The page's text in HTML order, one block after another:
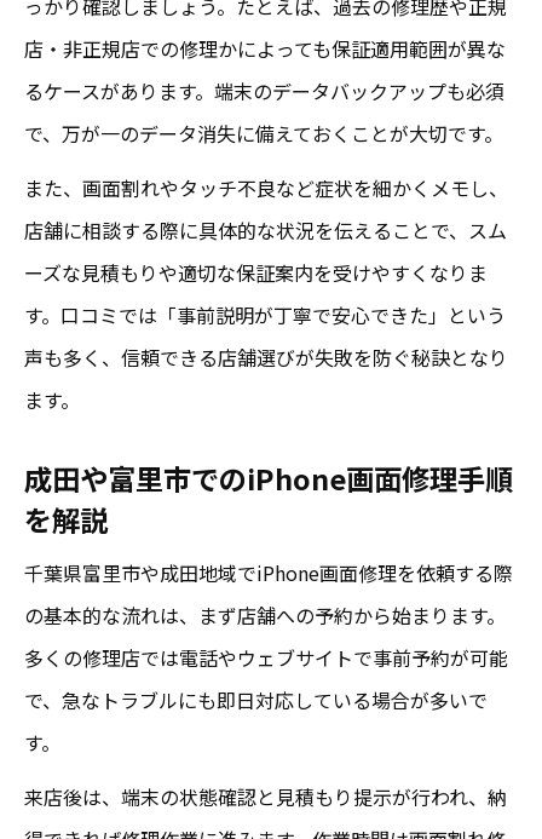
店・非正規店での修理かによっても保証適用範囲が異な
るケースがあります。端末のデータバックアップも必須
で、万が一のデータ消失に備えておくことが大切です。
また、画面割れやタッチ不良など症状を細かくメモし、
店舗に相談する際に具体的な状況を伝えることで、スム
ーズな見積もりや適切な保証案内を受けやすくなりま
す。口コミでは「事前説明が丁寧で安心できた」という
声も多く、信頼できる店舗選びが失敗を防ぐ秘訣となり
ます。
成田や富里市でのiPhone画面修理手順
を解説
千葉県富里市や成田地域でiPhone画面修理を依頼する際
の基本的な流れは、まず店舗への予約から始まります。
多くの修理店では電話やウェブサイトで事前予約が可能
で、急なトラブルにも即日対応している場合が多いで
す。
来店後は、端末の状態確認と見積もり提示が行われ、納